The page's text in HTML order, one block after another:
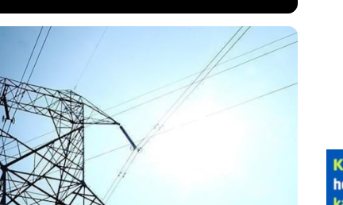
piyasada bir megavatsaat elektriğin fiyatı yarın
en yüksek 3 bin 400 lira, en düşük 2 bin 440 lira
olarak belirlendi.